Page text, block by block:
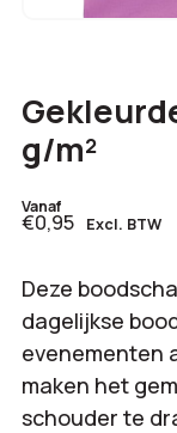
g/m²
Vanaf
€0,95 Excl. BTW
Deze
dagelijkse
evenementen
maken het
schouder te